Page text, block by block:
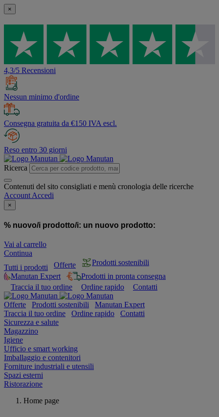
×
4,3/5 Recensioni
Nessun minimo d'ordine
Consegna gratuita da €150 IVA escl.
Reso entro 30 giorni
Ricerca
Contenuti del sito consigliati e menù cronologia delle ricerche
Account Accedi
×
% nuovo/i prodotto/i: un nuovo prodotto:
Vai al carrello
Continua
Tutti i prodotti
Offerte
Prodotti sostenibili
Manutan Expert
Prodotti in pronta consegna
Traccia il tuo ordine
Ordine rapido Contatti
Offerte Prodotti sostenibili
Manutan Expert
Traccia il tuo ordine
Ordine rapido
Contatti
Sicurezza e salute
Magazzino
Igiene
Ufficio e smart working
Imballaggio e contenitori
Forniture industriali e utensili
Spazi esterni
Ristorazione
Home page